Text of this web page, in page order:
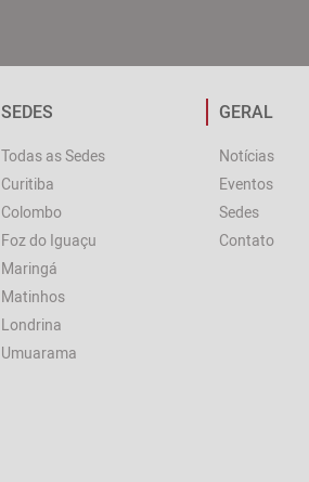
SEDES
Todas as Sedes
Curitiba
Colombo
Foz do Iguaçu
Maringá
Matinhos
Londrina
Umuarama
GERAL
Notícias
Eventos
Sedes
Contato